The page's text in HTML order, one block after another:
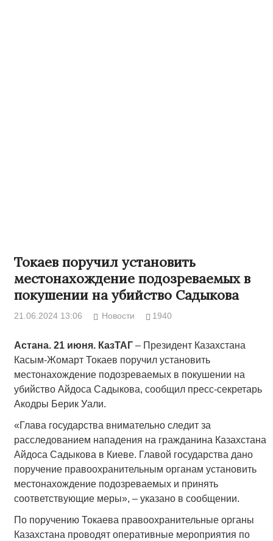
Токаев поручил установить
местонахождение подозреваемых в
покушении на убийство Садыкова
21.06.2024 13:06 Новости 1940
Астана. 21 июня. КазТАГ – Президент Казахстана
Касым-Жомарт Токаев поручил установить
местонахождение подозреваемых в покушении на
убийство Айдоса Садыкова, сообщил пресс-секретарь
Акодры Берик Уали.
«Глава государства внимательно следит за
расследованием нападения на гражданина Казахстана
Айдоса Садыкова в Киеве. Главой государства дано
поручение правоохранительным органам установить
местонахождение подозреваемых и принять
соответствующие меры», – указано в сообщении.
По поручению Токаева правоохранительные органы
Казахстана проводят оперативные мероприятия по